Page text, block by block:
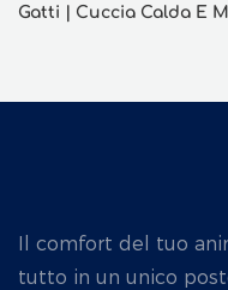
Gatti | Cuccia Calda E
Il comfort del tuo
tutto in un unico